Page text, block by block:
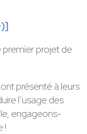
]
projet de
présenté à leurs
l’usage des
engageons-
!